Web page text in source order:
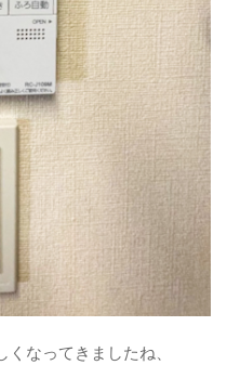
なってきましたね、